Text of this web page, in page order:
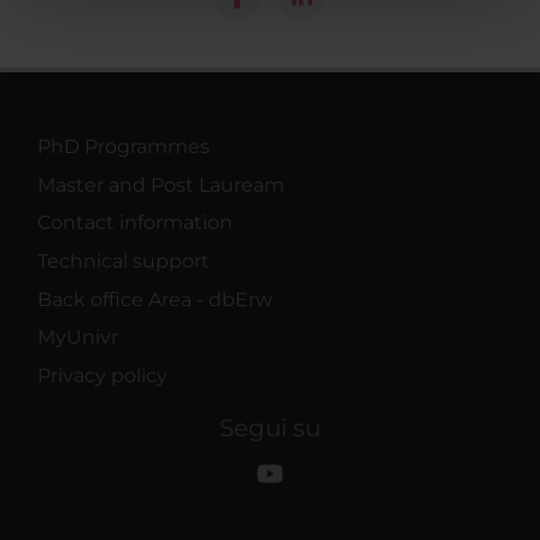
PhD Programmes
Master and Post Lauream
Contact information
Technical support
Back office Area - dbErw
MyUnivr
Privacy policy
Segui su